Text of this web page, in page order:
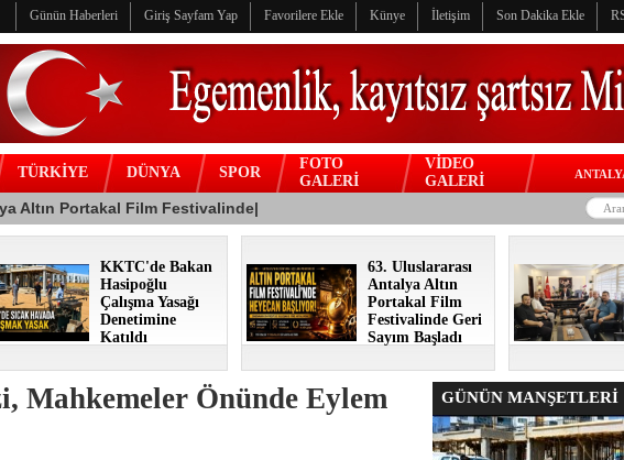
Günün Haberleri Giriş Sayfam Yap Favorilere Ekle Künye İletişim Son Dakika Ekle
TÜRKİYE DÜNYA SPOR
FOTO
GALERİ
VİDEO
GALERİ
KKTC'de Bakan
Hasipoğlu
Çalışma Yasağı
Denetimine
Katıldı
63. Uluslararası
Antalya Altın
Portakal Film
Festivalinde Geri
Sayım Başladı
Mahkemeler Önünde Eylem
GÜNÜN MANŞETLERİ